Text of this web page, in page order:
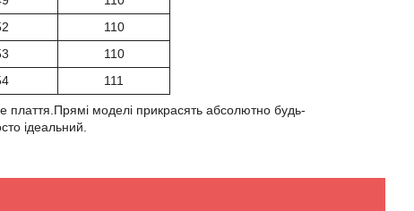
110
110
111
плаття.Прямі моделі прикрасять абсолютно будь-
ідеальний.